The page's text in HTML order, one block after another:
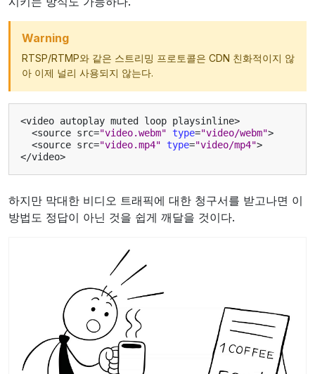
Warning
RTSP/RTMP와 같은 스트리밍 프로토콜은 CDN 친화적이지 않
아 이제 널리 사용되지 않는다.
<video autoplay muted loop playsinline>
<source src="video.webm" type="video/webm">
<source src="video.mp4" type="video/mp4">
</video>
하지만 막대한 비디오 트래픽에 대한 청구서를 받고나면 이
방법도 정답이 아닌 것을 쉽게 깨달을 것이다.